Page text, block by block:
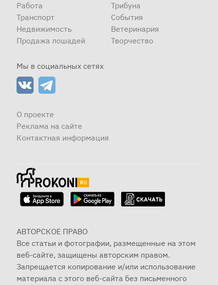
Работа
Транспорт
Недвижимость
Продажа лошадей
Трибуна
События
Ветеринария
Творчество
Мы в социальных сетях
О проекте
Реклама на сайте
Контактная информация
АВТОРСКОЕ ПРАВО
Все статьи и фотографии, размещенные на этом
веб-сайте, защищены авторским правом.
Запрещается копирование и/или использование
материала с этого веб-сайта без письменного